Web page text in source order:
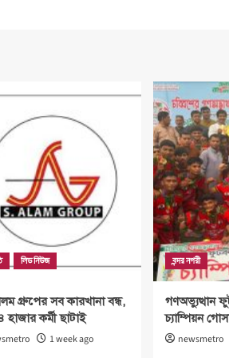
লিড নিউজ
গ্রুপের সব কারখানা বন্ধ,
হাজার কর্মী ছাটাই
1 week ago
বন্দর নগরী
গণঅভ্যুত্থান
চ্যাম্পিয়ন
newsmetro